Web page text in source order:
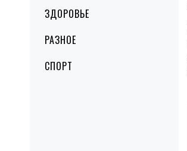
ЗДОРОВЬЕ
РАЗНОЕ
СПОРТ